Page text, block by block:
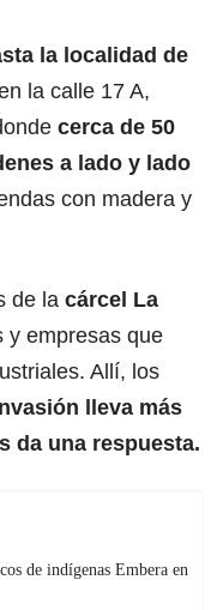
la localidad de
la calle 17 A,
cerca de 50
a lado y lado
con madera y
de la cárcel La
y empresas que
Allí, los
lleva más
da una respuesta.
de indígenas Embera en